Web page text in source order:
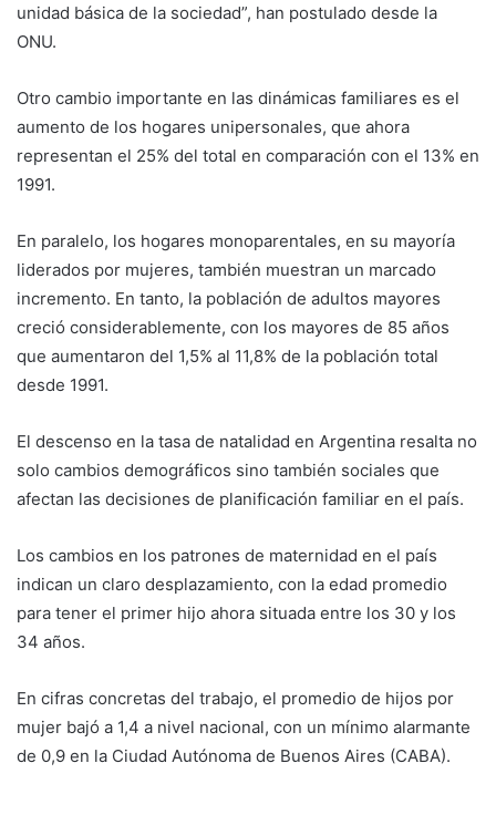
unidad básica de la sociedad”, han postulado desde la
ONU.
Otro cambio importante en las dinámicas familiares es el
aumento de los hogares unipersonales, que ahora
representan el 25% del total en comparación con el 13% en
1991.
En paralelo, los hogares monoparentales, en su mayoría
liderados por mujeres, también muestran un marcado
incremento. En tanto, la población de adultos mayores
creció considerablemente, con los mayores de 85 años
que aumentaron del 1,5% al 11,8% de la población total
desde 1991.
El descenso en la tasa de natalidad en Argentina resalta no
solo cambios demográficos sino también sociales que
afectan las decisiones de planificación familiar en el país.
Los cambios en los patrones de maternidad en el país
indican un claro desplazamiento, con la edad promedio
para tener el primer hijo ahora situada entre los 30 y los
34 años.
En cifras concretas del trabajo, el promedio de hijos por
mujer bajó a 1,4 a nivel nacional, con un mínimo alarmante
de 0,9 en la Ciudad Autónoma de Buenos Aires (CABA).